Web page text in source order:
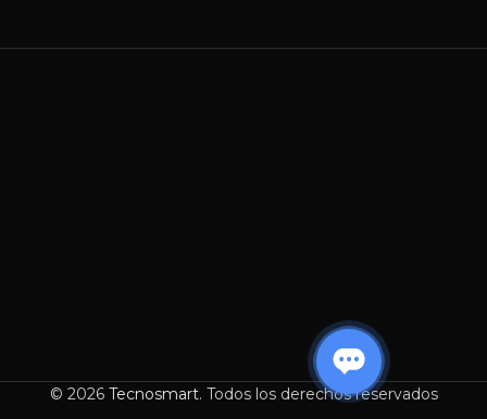
© 2026 Tecnosmart. Todos los derechos reservados